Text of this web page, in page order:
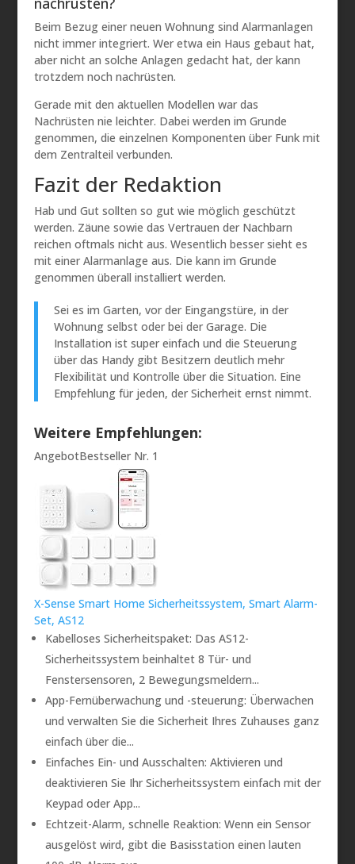
Beim Bezug einer neuen Wohnung sind Alarmanlagen
nicht immer integriert. Wer etwa ein Haus gebaut hat,
aber nicht an solche Anlagen gedacht hat, der kann
trotzdem noch nachrüsten.
Gerade mit den aktuellen Modellen war das
Nachrüsten nie leichter. Dabei werden im Grunde
genommen, die einzelnen Komponenten über Funk mit
dem Zentralteil verbunden.
Fazit der Redaktion
Hab und Gut sollten so gut wie möglich geschützt
werden. Zäune sowie das Vertrauen der Nachbarn
reichen oftmals nicht aus. Wesentlich besser sieht es
mit einer Alarmanlage aus. Die kann im Grunde
genommen überall installiert werden.
Sei es im Garten, vor der Eingangstüre, in der
Wohnung selbst oder bei der Garage. Die
Installation ist super einfach und die Steuerung
über das Handy gibt Besitzern deutlich mehr
Flexibilität und Kontrolle über die Situation. Eine
Empfehlung für jeden, der Sicherheit ernst nimmt.
Weitere Empfehlungen:
AngebotBestseller Nr. 1
X-Sense Smart Home Sicherheitssystem, Smart Alarm-
Set, AS12
Kabelloses Sicherheitspaket: Das AS12-
Sicherheitssystem beinhaltet 8 Tür- und
Fenstersensoren, 2 Bewegungsmeldern...
App-Fernüberwachung und -steuerung: Überwachen
und verwalten Sie die Sicherheit Ihres Zuhauses ganz
einfach über die...
Einfaches Ein- und Ausschalten: Aktivieren und
deaktivieren Sie Ihr Sicherheitssystem einfach mit der
Keypad oder App...
Echtzeit-Alarm, schnelle Reaktion: Wenn ein Sensor
ausgelöst wird, gibt die Basisstation einen lauten